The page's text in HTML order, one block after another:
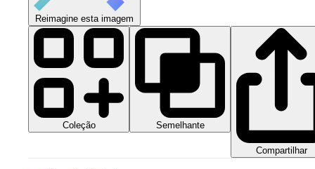
Reimagine esta imagem
Coleção Semelhante
Compartilhar